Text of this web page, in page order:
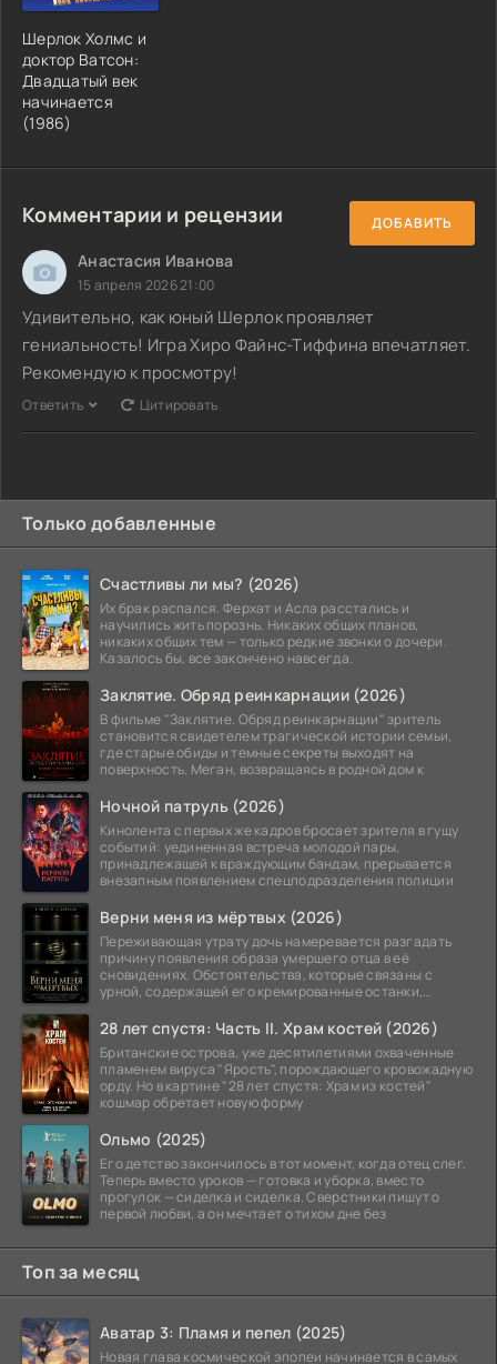
Шерлок Холмс и
доктор Ватсон:
Двадцатый век
начинается
(1986)
Комментарии и рецензии ДОБАВИТЬ
Анастасия Иванова
15 апреля 2026 21:00
Удивительно, как юный Шерлок проявляет
гениальность! Игра Хиро Файнс-Тиффина впечатляет.
Рекомендую к просмотру!
Ответить Цитировать
Только добавленные
Счастливы ли мы? (2026)
Их брак распался. Ферхат и Асла расстались и
научились жить порознь. Никаких общих планов,
никаких общих тем — только редкие звонки о дочери.
Казалось бы, все закончено навсегда.
Заклятие. Обряд реинкарнации (2026)
В фильме "Заклятие. Обряд реинкарнации" зритель
становится свидетелем трагической истории семьи,
где старые обиды и темные секреты выходят на
поверхность. Меган, возвращаясь в родной дом к
Ночной патруль (2026)
Кинолента с первых же кадров бросает зрителя в гущу
событий: уединенная встреча молодой пары,
принадлежащей к враждующим бандам, прерывается
внезапным появлением спецподразделения полиции
Верни меня из мёртвых (2026)
Переживающая утрату дочь намеревается разгадать
причину появления образа умершего отца в её
сновидениях. Обстоятельства, которые связаны с
урной, содержащей его кремированные останки,
28 лет спустя: Часть II. Храм костей (2026)
Британские острова, уже десятилетиями охваченные
пламенем вируса "Ярость", порождающего кровожадную
орду. Но в картине "28 лет спустя: Храм из костей"
кошмар обретает новую форму
Ольмо (2025)
Его детство закончилось в тот момент, когда отец слег.
Теперь вместо уроков — готовка и уборка, вместо
прогулок — сиделка и сиделка. Сверстники пишут о
первой любви, а он мечтает о тихом дне без
Топ за месяц
Аватар 3: Пламя и пепел (2025)
Новая глава космической эпопеи начинается в самых